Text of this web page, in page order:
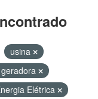
usina
Elétrica